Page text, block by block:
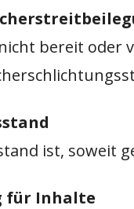
bereit oder
ist, soweit
für Inhalte